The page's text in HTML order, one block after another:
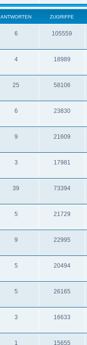
ANTWORTEN ZUGRIFFE
6 105559
4 18989
25 58106
6 23830
9 21609
3 17981
39 73394
5 21729
9 22995
5 20494
5 26165
3 16633
1 15655